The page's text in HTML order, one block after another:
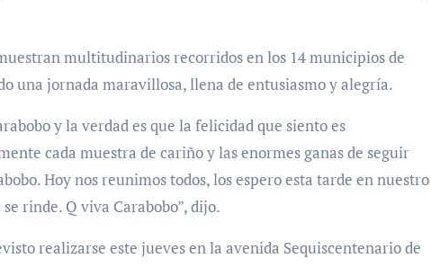
multitudinarios recorridos en los 14 municipios de
una jornada maravillosa, llena de entusiasmo y alegría.
y la verdad es que la felicidad que siento es
cada muestra de cariño y las enormes ganas de seguir
Hoy nos reunimos todos, los espero esta tarde en nuestro
rinde. Q viva Carabobo”, dijo.
realizarse este jueves en la avenida Sequiscentenario de